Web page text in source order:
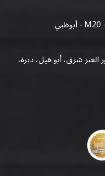
العنز شرق، أبو هيل، ديرة،